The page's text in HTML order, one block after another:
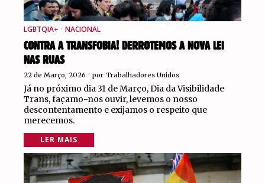
LGBTQIA+ · NACIONAL
CONTRA A TRANSFOBIA! DERROTEMOS A NOVA LEI
NAS RUAS
22 de Março, 2026 por Trabalhadores Unidos
Já no próximo dia 31 de Março, Dia da Visibilidade
Trans, façamo-nos ouvir, levemos o nosso
descontentamento e exijamos o respeito que
merecemos.
LER MAIS